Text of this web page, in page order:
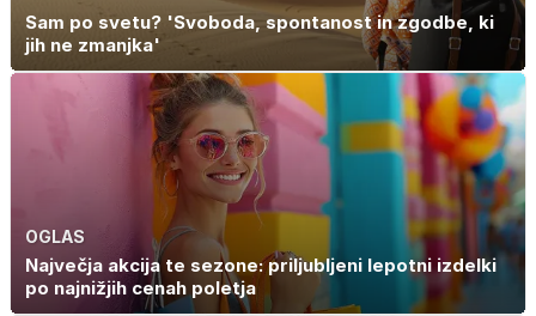
Sam po svetu? 'Svoboda, spontanost in zgodbe, ki
jih ne zmanjka'
OGLAS
Največja akcija te sezone: priljubljeni lepotni izdelki
po najnižjih cenah poletja